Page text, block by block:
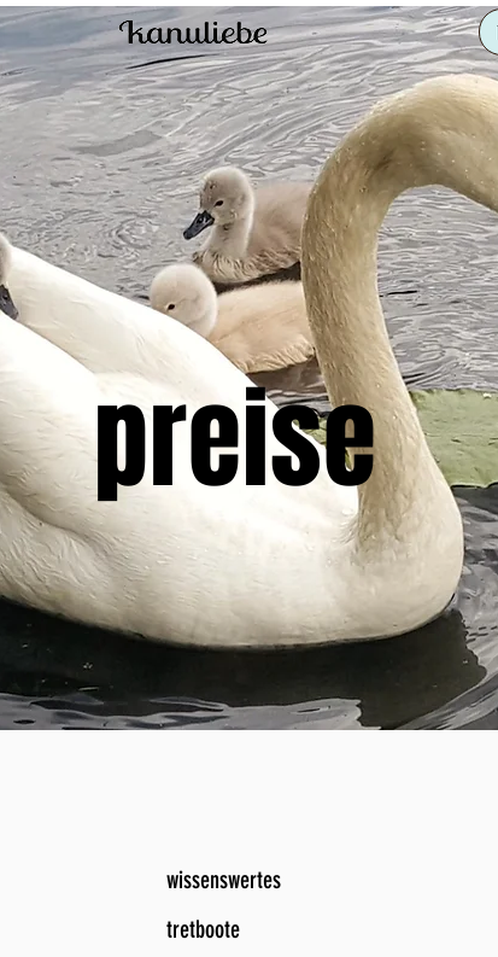
preise
wissenswertes
tretboote